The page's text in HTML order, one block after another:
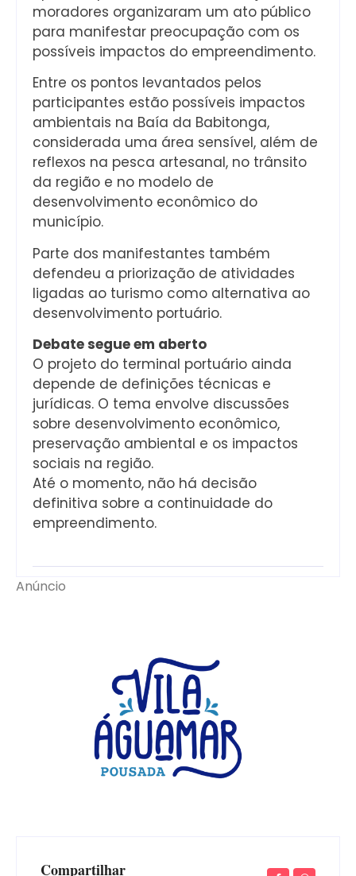
moradores organizaram um ato público
para manifestar preocupação com os
possíveis impactos do empreendimento.
Entre os pontos levantados pelos
participantes estão possíveis impactos
ambientais na Baía da Babitonga,
considerada uma área sensível, além de
reflexos na pesca artesanal, no trânsito
da região e no modelo de
desenvolvimento econômico do
município.
Parte dos manifestantes também
defendeu a priorização de atividades
ligadas ao turismo como alternativa ao
desenvolvimento portuário.
Debate segue em aberto
O projeto do terminal portuário ainda
depende de definições técnicas e
jurídicas. O tema envolve discussões
sobre desenvolvimento econômico,
preservação ambiental e os impactos
sociais na região.
Até o momento, não há decisão
definitiva sobre a continuidade do
empreendimento.
Anúncio
Compartilhar